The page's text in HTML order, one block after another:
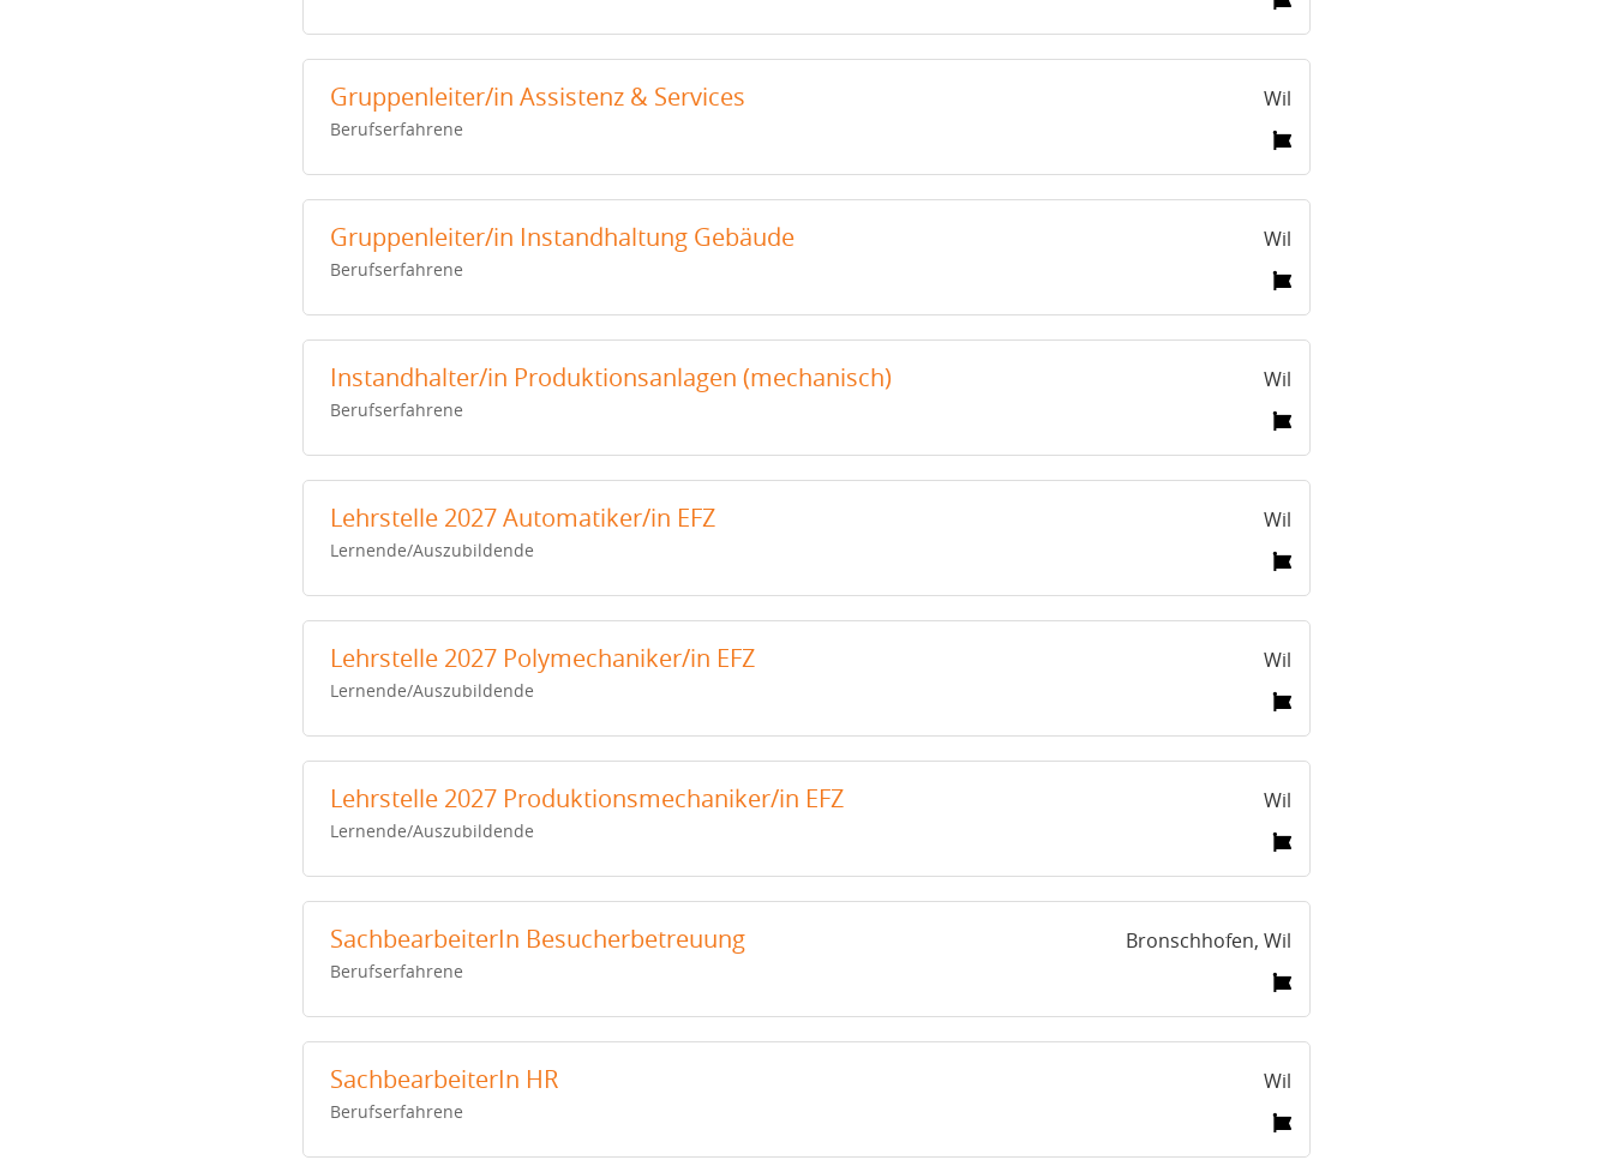
Gruppenleiter/in Assistenz & Services
Berufserfahrene
Wil
Gruppenleiter/in Instandhaltung Gebäude
Berufserfahrene
Wil
Instandhalter/in Produktionsanlagen (mechanisch)
Berufserfahrene
Wil
Lehrstelle 2027 Automatiker/in EFZ
Lernende/Auszubildende
Wil
Lehrstelle 2027 Polymechaniker/in EFZ
Lernende/Auszubildende
Wil
Lehrstelle 2027 Produktionsmechaniker/in EFZ
Lernende/Auszubildende
Wil
SachbearbeiterIn Besucherbetreuung
Berufserfahrene
Bronschhofen, Wil
SachbearbeiterIn HR
Berufserfahrene
Wil